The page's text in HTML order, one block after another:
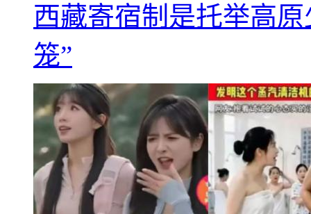
西藏寄宿制是托举高
笼”